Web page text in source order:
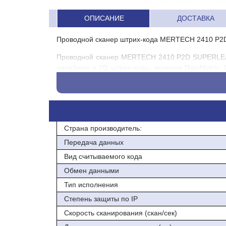
ОПИСАНИЕ ДОСТАВКА
Проводной сканер штрих-кода MERTECH 2410
Проводной сканер MERTECH 2410 P2D
Преимущества модели
В новой модели установлен сканирующий
сканировать этикетки так, как удобно
процесс.
Встроенная подсветка дает возможность
размытые штрих-коды. Сканирование возможно
наводить камеру на этикетки.
Сканирующий элемент может работать в
MERTECH действует 3 года.
Характеристики
Страна производитель:
Передача данных
Вид считываемого кода
Обмен данными
Тип исполнения
Степень защиты по IP
Скорость сканирования (скан/сек)